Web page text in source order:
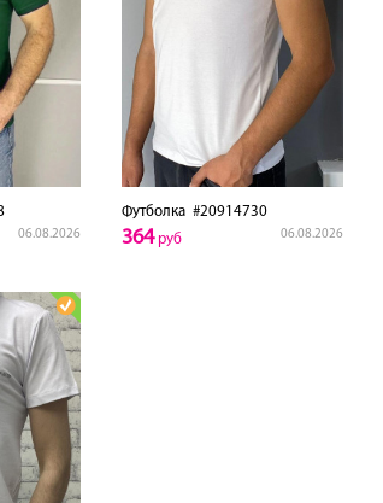
06.08.2026
Футболка#20914730
06.08.2026
364руб